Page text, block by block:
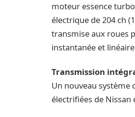
moteur essence
électrique de 204 ch
transmise aux roues
instantanée et linéaire
Transmission
Un nouveau
électrifiées de Nissan